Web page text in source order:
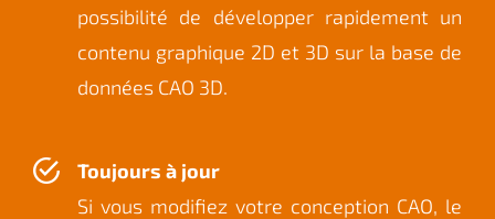
possibilité de développer rapidement un
contenu graphique 2D et 3D sur la base de
données CAO 3D.
Toujours à jour
Si vous modifiez votre conception CAO, le